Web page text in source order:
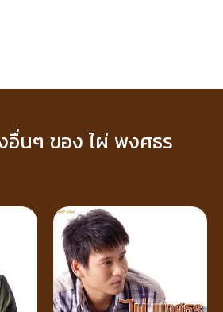
อื่นๆ ของ ไผ่ พงศธร